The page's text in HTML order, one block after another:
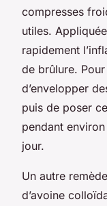
compresses
utiles.
rapidement
de brûlure.
d’envelopper
puis de poser
pendant
jour.
Un autre
d’avoine